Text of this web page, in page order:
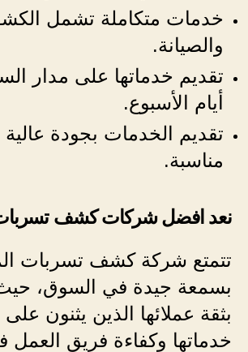
خدمات متكاملة تشمل
والصيانة.
تقديم خدماتها على مدار
أيام الأسبوع.
تقديم الخدمات بجودة عالية
مناسبة.
نعد افضل شركات كشف
تتمتع شركة كشف تسربات
بسمعة جيدة في السوق،
بثقة عملائها الذين يثنون
خدماتها وكفاءة فريق